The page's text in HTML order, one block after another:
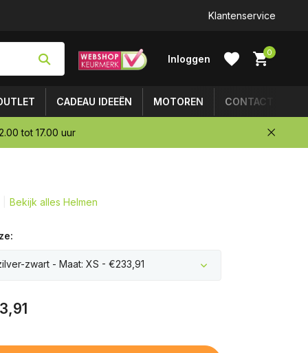
Klantenservice
Inloggen
0
CADEAU IDEEËN MOTOREN CONTACT
tot 17.00 uur
Bekijk alles Helmen
zwart - Maat: XS - €233,91